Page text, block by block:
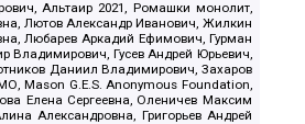
Альтаир 2021, Ромашки монолит,
Лютов Александр Иванович, Жилкин
Любарев Аркадий Ефимович, Гурман
Владимирович, Гусев Андрей Юрьевич,
Даниил Владимирович, Захаров
Mason G.E.S. Anonymous Foundation,
Елена Сергеевна, Оленичев Максим
Александровна, Григорьев Андрей